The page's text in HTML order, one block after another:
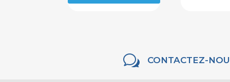
w CONTACTEZ-